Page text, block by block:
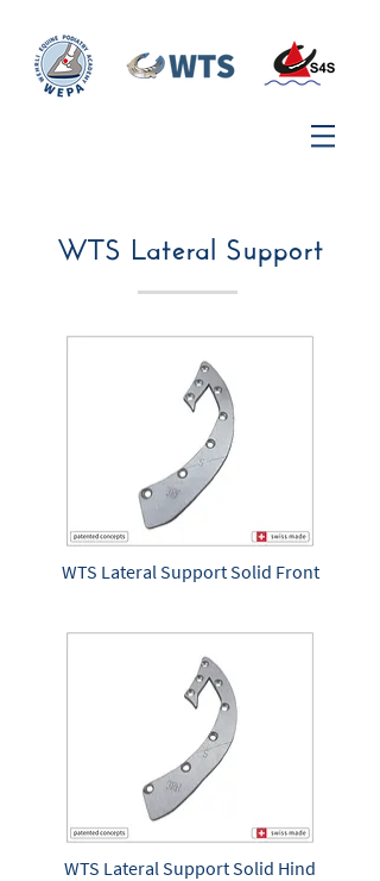
WTS Lateral Support
WTS Lateral Support Solid Front
WTS Lateral Support Solid Hind